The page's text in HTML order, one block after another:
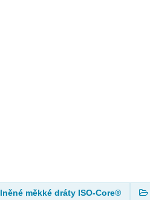
měkké dráty ISO-Core®